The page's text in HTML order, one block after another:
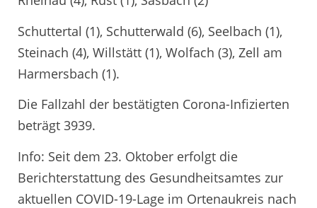
Schuttertal (1), Schutterwald (6), Seelbach (1),
Steinach (4), Willstätt (1), Wolfach (3), Zell am
Harmersbach (1).
Die Fallzahl der bestätigten Corona-Infizierten
beträgt 3939.
Info: Seit dem 23. Oktober erfolgt die
Berichterstattung des Gesundheitsamtes zur
aktuellen COVID-19-Lage im Ortenaukreis nach